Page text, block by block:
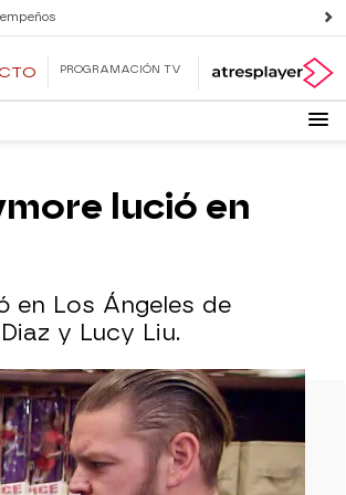
PROGRAMACIÓN TV
lució en
en Los Ángeles de
y Lucy Liu.